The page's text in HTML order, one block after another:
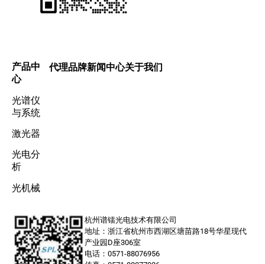
产品中
心
光谱仪
与系统
激光器
光电分
析
光机械
代理品牌新闻中心关于我们
杭州谱镭光电技术有限公司
地址：浙江省杭州市西湖区塘苗路18号华星现代
产业园D座306室
电话：0571-88076956